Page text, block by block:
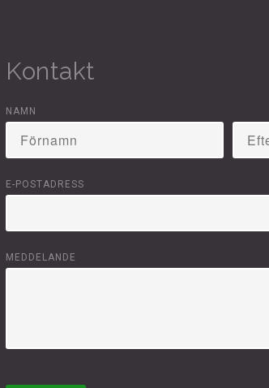
Kontakt
NAMN
E-POSTADRESS
MEDDELANDE